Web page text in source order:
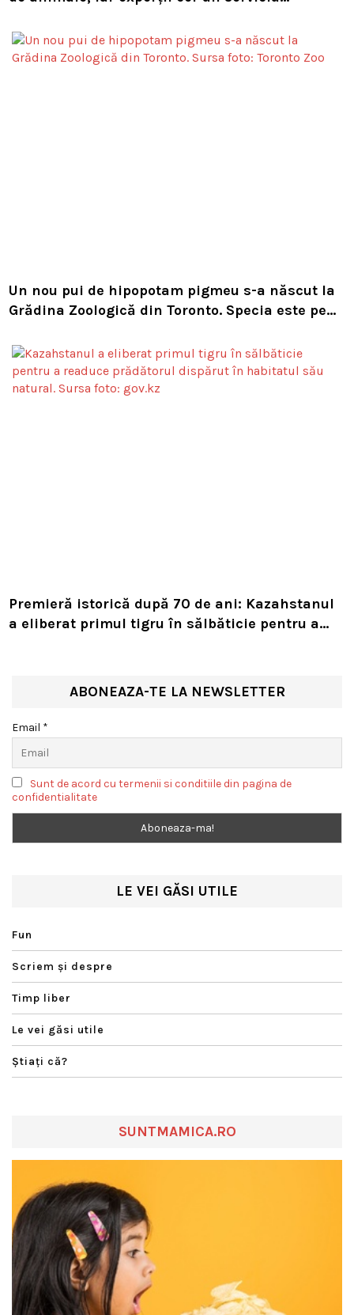
Un nou pui de hipopotam pigmeu s-a născut la
Grădina Zoologică din Toronto. Specia este pe
Premieră istorică după 70 de ani: Kazahstanul
a eliberat primul tigru în sălbăticie pentru a
ABONEAZA-TE LA NEWSLETTER
Email *
Sunt de acord cu termenii si conditiile din pagina de
confidentialitate
LE VEI GĂSI UTILE
Fun
Scriem şi despre
Timp liber
Le vei găsi utile
Ştiaţi că?
SUNTMAMICA.RO